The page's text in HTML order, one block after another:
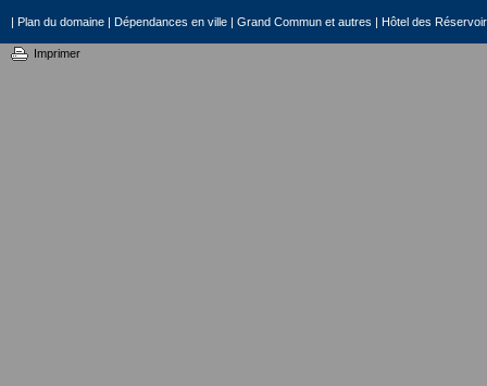
| Plan du domaine | Dépendances en ville | Grand Commun et autres | Hôtel des
Imprimer